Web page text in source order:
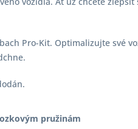
Pro-Kit. Optimalizujte své
pružinám